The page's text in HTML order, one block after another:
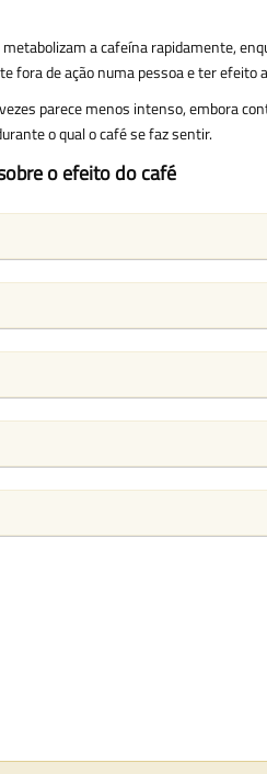
a cafeína rapidamente,
fora de ação numa pessoa e ter efeito
parece menos intenso, embora
o qual o café se faz sentir.
o efeito do café